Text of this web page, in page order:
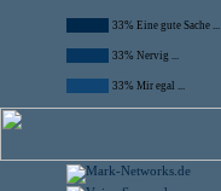
33% Eine gute Sache ...
33% Nervig ...
33% Mir egal ...